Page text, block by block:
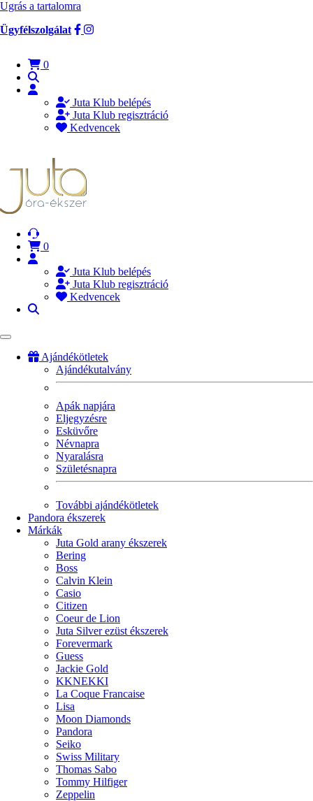
Ugrás a tartalomra
Ügyfélszolgálat
0
Juta Klub belépés
Juta Klub regisztráció
Kedvencek
0
Juta Klub belépés
Juta Klub regisztráció
Kedvencek
Ajándékötletek
Ajándékutalvány
Apák napjára
Eljegyzésre
Esküvőre
Névnapra
Nyaralásra
Születésnapra
További ajándékötletek
Pandora ékszerek
Márkák
Juta Gold arany ékszerek
Bering
Boss
Calvin Klein
Casio
Citizen
Coeur de Lion
Juta Silver ezüst ékszerek
Forevermark
Guess
Jackie Gold
KKNEKKI
La Coque Francaise
Lisa
Moon Diamonds
Pandora
Seiko
Swiss Military
Thomas Sabo
Tommy Hilfiger
Zeppelin